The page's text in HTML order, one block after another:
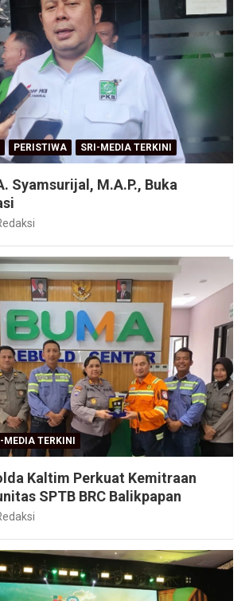
PERISTIWA SRI-MEDIA TERKINI
Syamsurijal, M.A.P., Buka
MEDIA TERKINI
Kaltim Perkuat Kemitraan
SPTB BRC Balikpapan